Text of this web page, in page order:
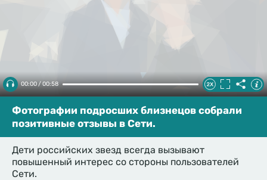
00:00 / 00:58
Фотографии подросших близнецов собрали
позитивные отзывы в Сети.
Дети российских звезд всегда вызывают
повышенный интерес со стороны пользователей
Сети.